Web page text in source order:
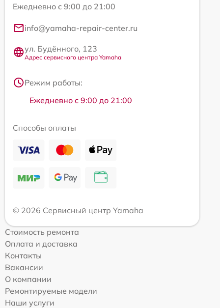
Ежедневно с 9:00 до 21:00
info@yamaha-repair-center.ru
ул. Будённого, 123
Адрес сервисного центра Yamaha
Режим работы:
Ежедневно с 9:00 до 21:00
Способы оплаты
© 2026 Сервисный центр Yamaha
Стоимость ремонта
Оплата и доставка
Контакты
Вакансии
О компании
Ремонтируемые модели
Наши услуги